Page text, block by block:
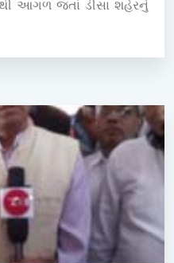
આગળ જતાં ડીસા શહેરનું
મકાનથી પશ્ચિમ-